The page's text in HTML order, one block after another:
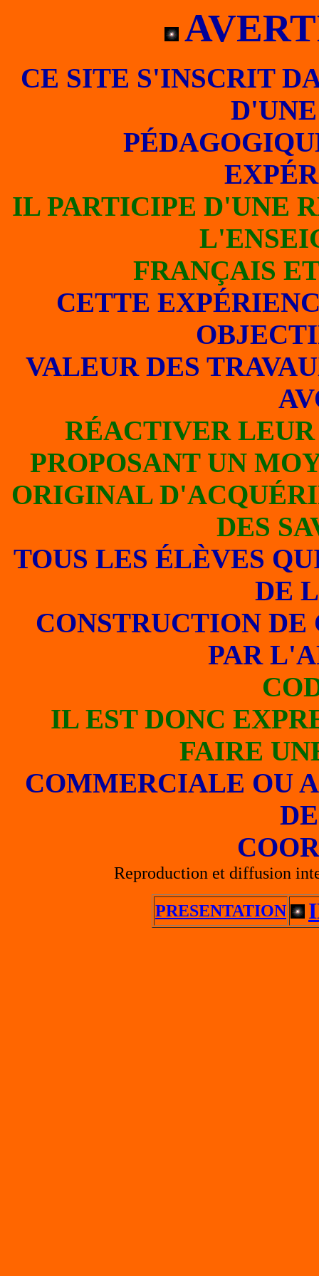
CE SITE S'INSCRIT
IL PARTICIPE D'UNE
FRANÇAIS
CETTE
VALEUR DES
RÉACTIVER
PROPOSANT UN
ORIGINAL
DES
TOUS LES ÉLÈVES
DE
CONSTRUCTION DE
PAR
IL EST DONC
FAIRE
COMMERCIALE OU
Reproduction et diffusion
PRESENTATION